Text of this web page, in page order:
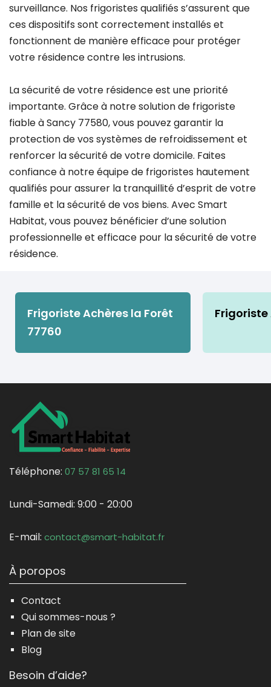
surveillance. Nos frigoristes qualifiés s’assurent que
ces dispositifs sont correctement installés et
fonctionnent de manière efficace pour protéger
votre résidence contre les intrusions.
La sécurité de votre résidence est une priorité
importante. Grâce à notre solution de frigoriste
fiable à Sancy 77580, vous pouvez garantir la
protection de vos systèmes de refroidissement et
renforcer la sécurité de votre domicile. Faites
confiance à notre équipe de frigoristes hautement
qualifiés pour assurer la tranquillité d’esprit de votre
famille et la sécurité de vos biens. Avec Smart
Habitat, vous pouvez bénéficier d’une solution
professionnelle et efficace pour la sécurité de votre
résidence.
Frigoriste Achères la Forêt
77760
Frigoriste
Téléphone: 07 57 81 65 14
Lundi-Samedi: 9:00 - 20:00
E-mail: contact@smart-habitat.fr
À poropos
Contact
Qui sommes-nous ?
Plan de site
Blog
Besoin d’aide?